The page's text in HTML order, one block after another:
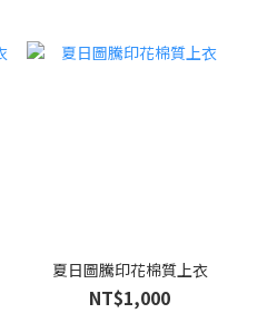
夏日圖騰印花棉質上衣
NT$1,000